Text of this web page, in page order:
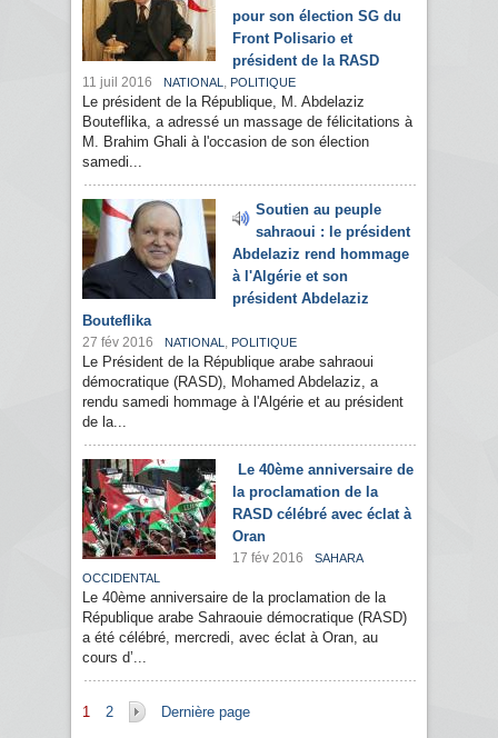
pour son élection SG du
Front Polisario et
président de la RASD
11 juil 2016 NATIONAL , POLITIQUE
Le président de la République, M. Abdelaziz
Bouteflika, a adressé un massage de félicitations à
M. Brahim Ghali à l'occasion de son élection
samedi...
Soutien au peuple
sahraoui : le président
Abdelaziz rend hommage
à l'Algérie et son
président Abdelaziz
Bouteflika
27 fév 2016 NATIONAL , POLITIQUE
Le Président de la République arabe sahraoui
démocratique (RASD), Mohamed Abdelaziz, a
rendu samedi hommage à l'Algérie et au président
de la...
Le 40ème anniversaire de
la proclamation de la
RASD célébré avec éclat à
Oran
17 fév 2016
SAHARA
OCCIDENTAL
Le 40ème anniversaire de la proclamation de la
République arabe Sahraouie démocratique (RASD)
a été célébré, mercredi, avec éclat à Oran, au
cours d’...
Pages
1 2 Dernière page